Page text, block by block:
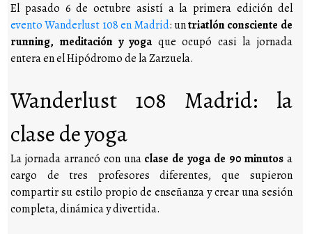
El pasado 6 de octubre asistí a la primera edición del
evento Wanderlust 108 en Madrid: untriatlón consciente de
running, meditación y yogaque ocupó casi la jornada
entera en el Hipódromo de la Zarzuela.
Wanderlust 108 Madrid: la
clase de yoga
La jornada arrancó con una clase de yoga de 90 minutosa
cargo de tres profesores diferentes, que supieron
compartir su estilo propio de enseñanza y crear una sesión
completa, dinámica y divertida.